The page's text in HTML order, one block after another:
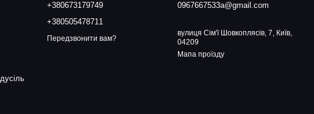
+380673179749
+380505478711
Передзвонити вам?
0967667533a@gmail.com
вулиця Сім'ї Шовкоплясів, 7, Київ,
04209
Мапа проїзду